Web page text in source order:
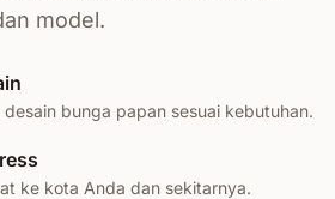
model.
desain bunga papan sesuai kebutuhan.
ke kota Anda dan sekitarnya.